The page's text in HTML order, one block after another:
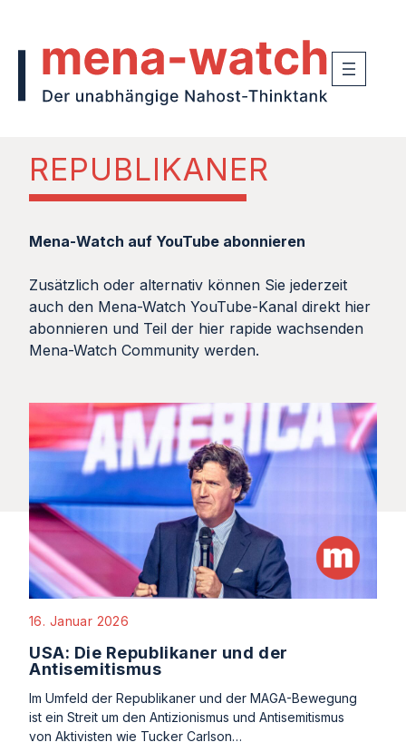
REPUBLIKANER
Mena-Watch auf YouTube abonnieren
Zusätzlich oder alternativ können Sie jederzeit
auch den Mena-Watch YouTube-Kanal direkt hier
abonnieren und Teil der hier rapide wachsenden
Mena-Watch Community werden.
16. Januar 2026
USA: Die Republikaner und der
Antisemitismus
Im Umfeld der Republikaner und der MAGA-Bewegung
ist ein Streit um den Antizionismus und Antisemitismus
von Aktivisten wie Tucker Carlson…